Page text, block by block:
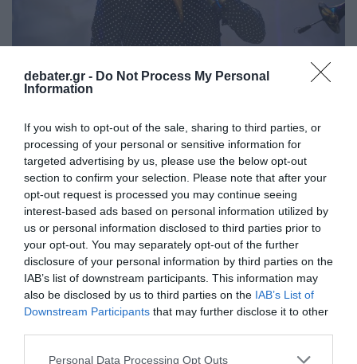
debater.gr - Do Not Process My Personal
Information
If you wish to opt-out of the sale, sharing to third parties, or
processing of your personal or sensitive information for
targeted advertising by us, please use the below opt-out
section to confirm your selection. Please note that after your
opt-out request is processed you may continue seeing
interest-based ads based on personal information utilized by
us or personal information disclosed to third parties prior to
your opt-out. You may separately opt-out of the further
disclosure of your personal information by third parties on the
IAB’s list of downstream participants. This information may
also be disclosed by us to third parties on the IAB’s List of
Downstream Participants that may further disclose it to other
Please note that this website/app uses one or more Google
Personal Data Processing Opt Outs
Γιώργος Μαζωνάκης: Οι επόμενες κινήσεις
του μετά τη μήνυση του Stef – Τι αποκάλυψε
ο δικηγόρος του
«Δεν έχουμε τίποτα να φοβηθούμε» δήλωσε ο
Χαράλαμπος Λυκούδης
16.01.2026 - 10:49